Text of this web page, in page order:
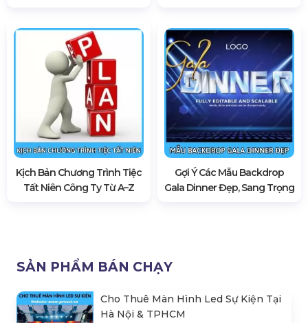
Kịch Bản Chương Trình Tiệc
Tất Niên Công Ty Từ A–Z
Gợi Ý Các Mẫu Backdrop
Gala Dinner Đẹp, Sang Trọng
SẢN PHẨM BÁN CHẠY
Cho Thuê Màn Hình Led Sự Kiện Tại
Hà Nội & TPHCM